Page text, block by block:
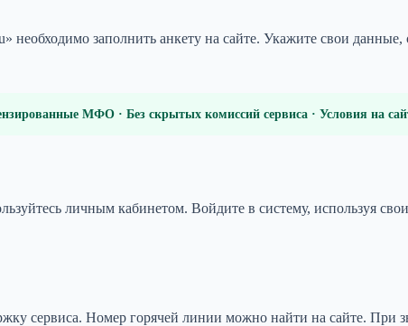
необходимо заполнить анкету на сайте. Укажите свои
МФО · Без скрытых комиссий сервиса · Условия на
личным кабинетом. Войдите в систему, используя
сервиса. Номер горячей линии можно найти на сайте. При